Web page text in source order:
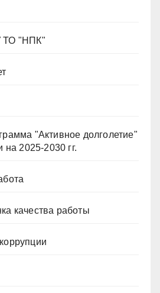
ТО "НПК"
"Активное долголетие"
на 2025-2030 гг.
качества работы